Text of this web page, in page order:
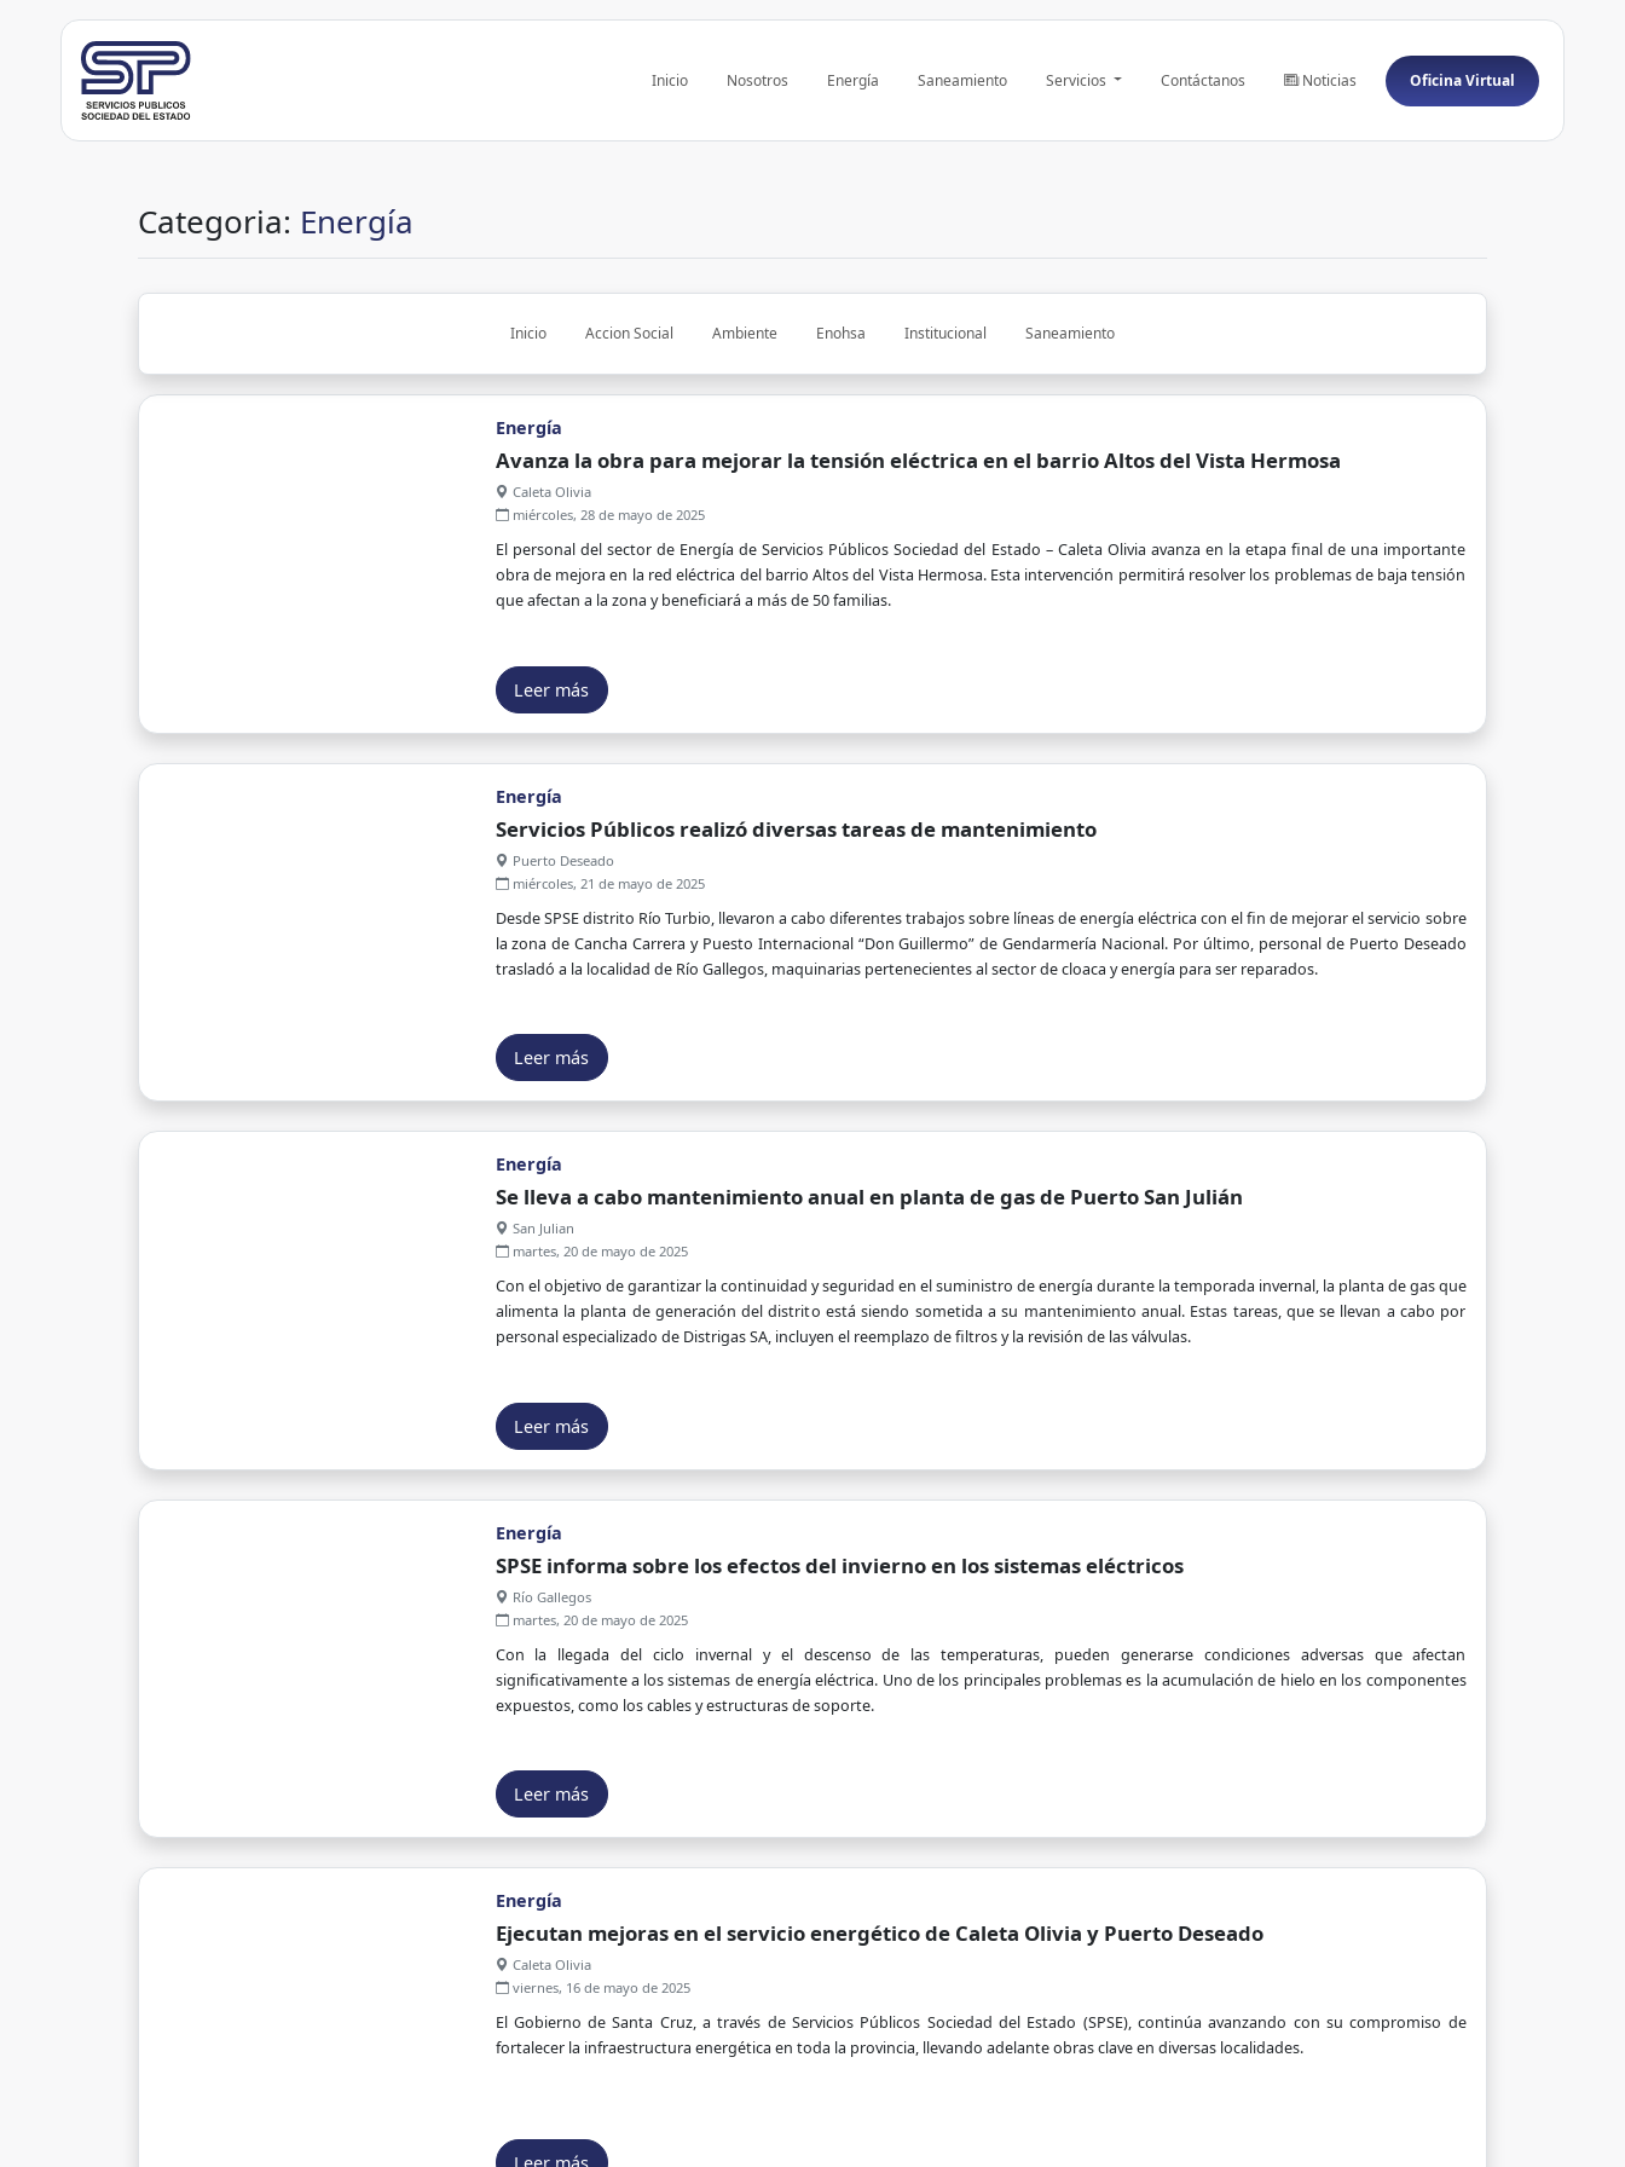
Inicio Nosotros Energía Saneamiento Servicios Contáctanos Noticias Oficina Virtual
Categoria: Energía
Inicio Accion Social Ambiente Enohsa Institucional Saneamiento
Energía
Avanza la obra para mejorar la tensión eléctrica en el barrio Altos del Vista Hermosa
Caleta Olivia
miércoles, 28 de mayo de 2025
El personal del sector de Energía de Servicios Públicos Sociedad del Estado – Caleta Olivia avanza en la etapa final de una importante
obra de mejora en la red eléctrica del barrio Altos del Vista Hermosa. Esta intervención permitirá resolver los problemas de baja tensión
que afectan a la zona y beneficiará a más de 50 familias.
Leer más
Energía
Servicios Públicos realizó diversas tareas de mantenimiento
Puerto Deseado
miércoles, 21 de mayo de 2025
Desde SPSE distrito Río Turbio, llevaron a cabo diferentes trabajos sobre líneas de energía eléctrica con el fin de mejorar el servicio sobre
la zona de Cancha Carrera y Puesto Internacional “Don Guillermo” de Gendarmería Nacional. Por último, personal de Puerto Deseado
trasladó a la localidad de Río Gallegos, maquinarias pertenecientes al sector de cloaca y energía para ser reparados.
Leer más
Energía
Se lleva a cabo mantenimiento anual en planta de gas de Puerto San Julián
San Julian
martes, 20 de mayo de 2025
Con el objetivo de garantizar la continuidad y seguridad en el suministro de energía durante la temporada invernal, la planta de gas que
alimenta la planta de generación del distrito está siendo sometida a su mantenimiento anual. Estas tareas, que se llevan a cabo por
personal especializado de Distrigas SA, incluyen el reemplazo de filtros y la revisión de las válvulas.
Leer más
Energía
SPSE informa sobre los efectos del invierno en los sistemas eléctricos
Río Gallegos
martes, 20 de mayo de 2025
Con la llegada del ciclo invernal y el descenso de las temperaturas, pueden generarse condiciones adversas que afectan
significativamente a los sistemas de energía eléctrica. Uno de los principales problemas es la acumulación de hielo en los componentes
expuestos, como los cables y estructuras de soporte.
Leer más
Energía
Ejecutan mejoras en el servicio energético de Caleta Olivia y Puerto Deseado
Caleta Olivia
viernes, 16 de mayo de 2025
El Gobierno de Santa Cruz, a través de Servicios Públicos Sociedad del Estado (SPSE), continúa avanzando con su compromiso de
fortalecer la infraestructura energética en toda la provincia, llevando adelante obras clave en diversas localidades.
Leer más